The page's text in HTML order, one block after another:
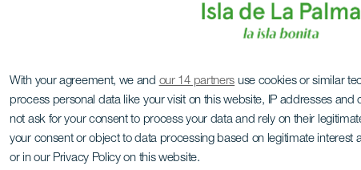
With your agreement, we and our 14 partners use cookies or similar
process personal data like your visit on this website, IP addresses
not ask for your consent to process your data and rely on their
your consent or object to data processing based on legitimate interest
or in our Privacy Policy on this website.